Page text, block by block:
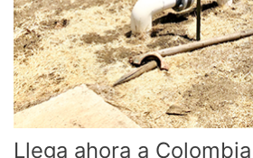
Llega ahora a